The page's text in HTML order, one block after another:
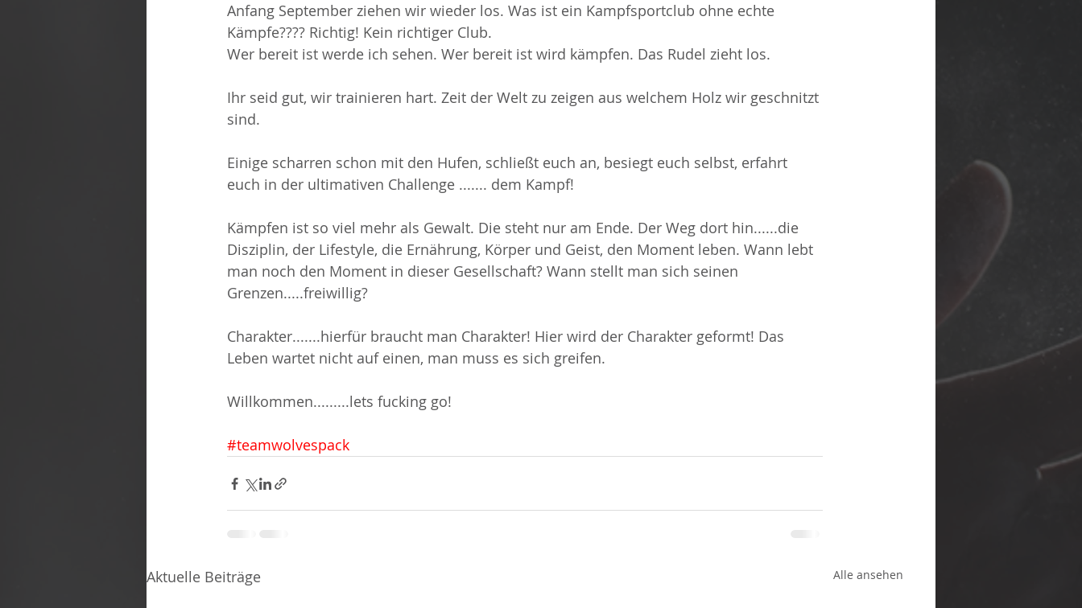
Anfang September ziehen wir wieder los. Was ist ein Kampfsportclub ohne echte
Kämpfe???? Richtig! Kein richtiger Club.
Wer bereit ist werde ich sehen. Wer bereit ist wird kämpfen. Das Rudel zieht los.
Ihr seid gut, wir trainieren hart. Zeit der Welt zu zeigen aus welchem Holz wir geschnitzt
sind.
Einige scharren schon mit den Hufen, schließt euch an, besiegt euch selbst, erfahrt
euch in der ultimativen Challenge ....... dem Kampf!
Kämpfen ist so viel mehr als Gewalt. Die steht nur am Ende. Der Weg dort hin......die
Disziplin, der Lifestyle, die Ernährung, Körper und Geist, den Moment leben. Wann lebt
man noch den Moment in dieser Gesellschaft? Wann stellt man sich seinen
Grenzen.....freiwillig?
Charakter.......hierfür braucht man Charakter! Hier wird der Charakter geformt! Das
Leben wartet nicht auf einen, man muss es sich greifen.
Willkommen.........lets fucking go!
#teamwolvespack
Aktuelle Beiträge Alle ansehen